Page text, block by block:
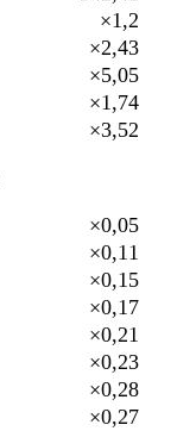
×1,2
×2,43
×5,05
×1,74
×3,52
×0,05
×0,11
×0,15
×0,17
×0,21
×0,23
×0,28
×0,27